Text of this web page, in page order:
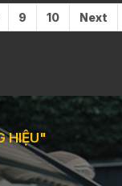
9 10 Next
HIỆU"